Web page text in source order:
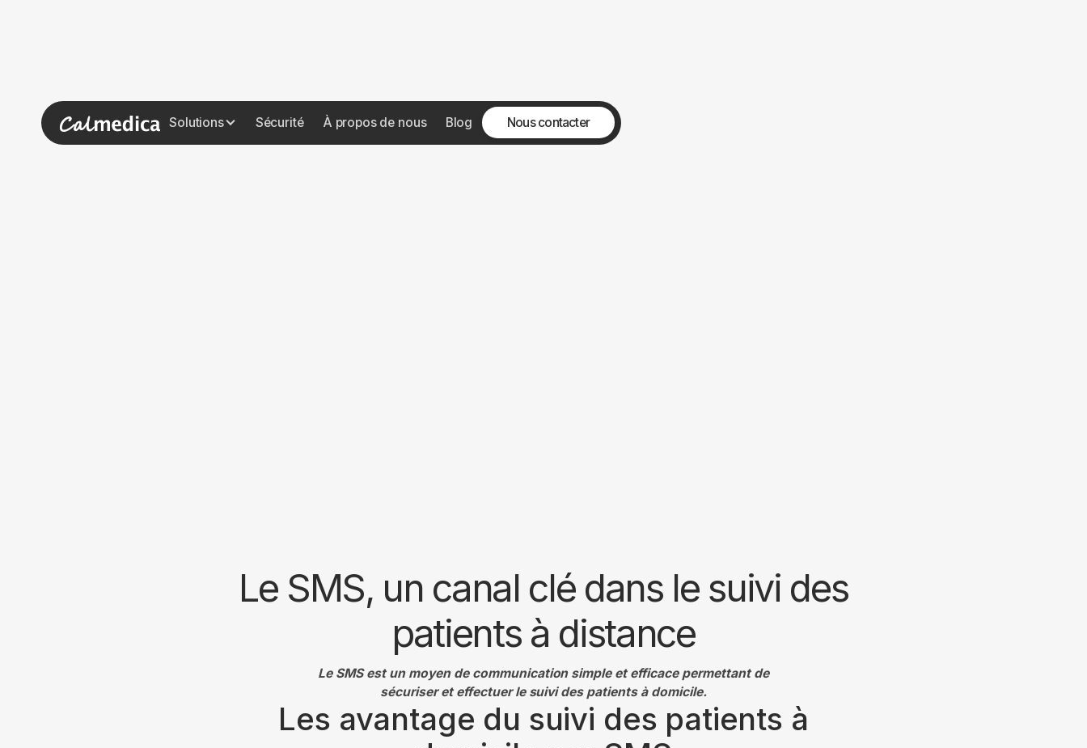
Solutions Sécurité À propos de nous Blog Nous contacter
Le SMS, un canal clé dans le suivi des
patients à distance
Le SMS est un moyen de communication simple et efficace permettant de
sécuriser et effectuer le suivi des patients à domicile.
Les avantage du suivi des patients à